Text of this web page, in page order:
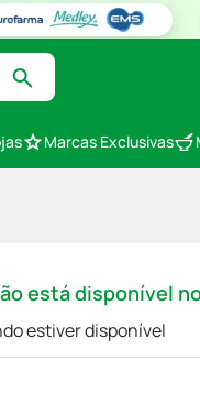
Marcas Exclusivas
está disponível
estiver disponível